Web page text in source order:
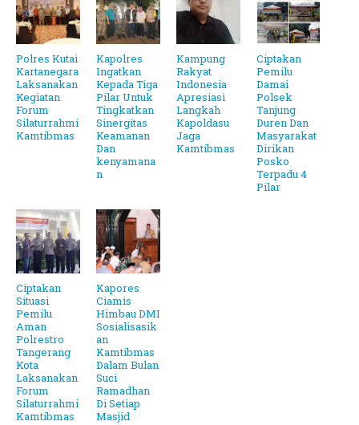
Polres Kutai
Kartanegara
Laksanakan
Kegiatan
Forum
Silaturrahmi
Kamtibmas
Kapolres
Ingatkan
Kepada Tiga
Pilar Untuk
Tingkatkan
Sinergitas
Keamanan
Dan
kenyamana
n
Kampung
Rakyat
Indonesia
Apresiasi
Langkah
Kapoldasu
Jaga
Kamtibmas
Ciptakan
Pemilu
Damai
Polsek
Tanjung
Duren Dan
Masyarakat
Dirikan
Posko
Terpadu 4
Pilar
Ciptakan
Situasi
Pemilu
Aman
Polrestro
Tangerang
Kota
Laksanakan
Forum
Silaturrahmi
Kamtibmas
Kapores
Ciamis
Himbau DMI
Sosialisasik
an
Kamtibmas
Dalam Bulan
Suci
Ramadhan
Di Setiap
Masjid